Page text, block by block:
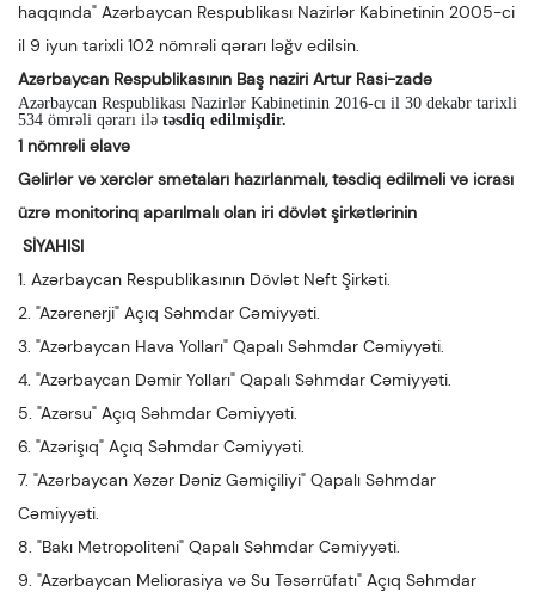
haqqında" Azərbaycan Respublikası Nazirlər Kabinetinin 2005-ci
il 9 iyun tarixli 102 nömrəli qərarı ləğv edilsin.
Azərbaycan Respublikasının Baş naziri Artur Rasi-zadə
Azərbaycan Respublikası Nazirlər Kabinetinin 2016-cı il 30 dekabr tarixli
534 ömrəli qərarı ilə təsdiq edilmişdir.
1 nömrəli əlavə
Gəlirlər və xərclər smetaları hazırlanmalı, təsdiq edilməli və icrası
üzrə monitorinq aparılmalı olan iri dövlət şirkətlərinin
SİYAHISI
1. Azərbaycan Respublikasının Dövlət Neft Şirkəti.
2. "Azərenerji" Açıq Səhmdar Cəmiyyəti.
3. "Azərbaycan Hava Yolları" Qapalı Səhmdar Cəmiyyəti.
4. "Azərbaycan Dəmir Yolları" Qapalı Səhmdar Cəmiyyəti.
5. "Azərsu" Açıq Səhmdar Cəmiyyəti.
6. "Azərişıq" Açıq Səhmdar Cəmiyyəti.
7. "Azərbaycan Xəzər Dəniz Gəmiçiliyi" Qapalı Səhmdar
Cəmiyyəti.
8. "Bakı Metropoliteni" Qapalı Səhmdar Cəmiyyəti.
9. "Azərbaycan Meliorasiya və Su Təsərrüfatı" Açıq Səhmdar